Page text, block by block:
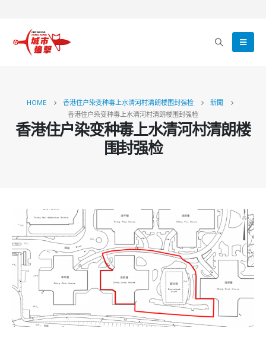
HOME 香港住户染变种毒上水清河村清朗楼围封强检
新聞
香港住户染变种毒上水清河村清朗楼围封强检
香港住户染变种毒上水清河村清朗楼
围封强检